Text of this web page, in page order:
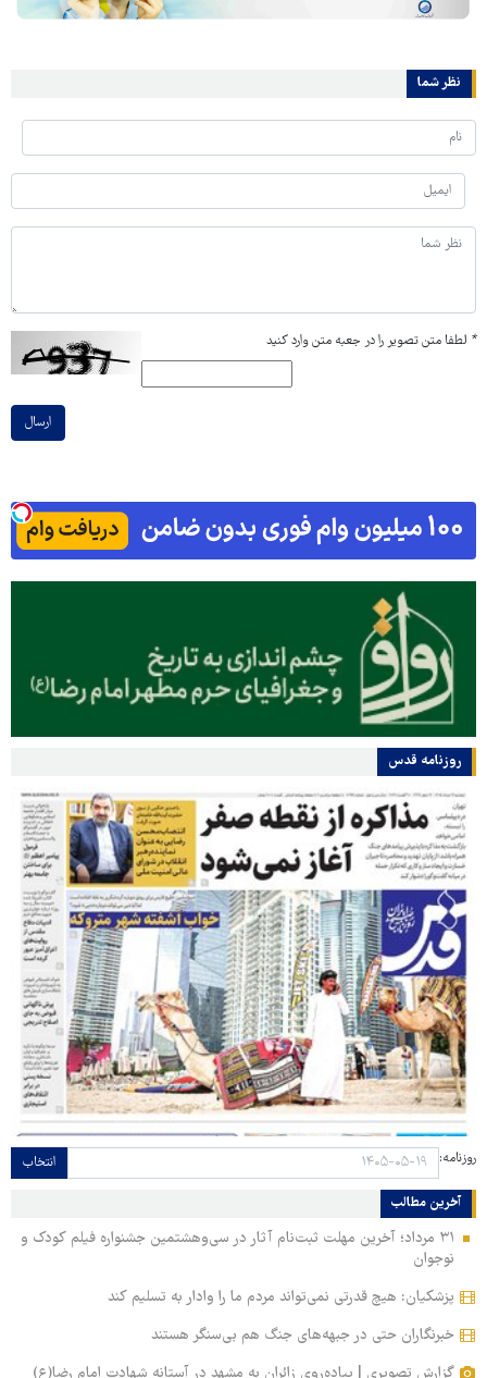
نظر شما
* لطفا متن تصویر را در جعبه متن وارد کنید
ارسال
روزنامه قدس
روزنامه: انتخاب
آخرین مطالب
۳۱ مرداد؛ آخرین مهلت ثبت‌نام آثار در سی‌وهشتمین جشنواره فیلم کودک و
نوجوان
پزشکیان: هیچ قدرتی نمی‌تواند مردم ما را وادار به تسلیم کند
خبرنگاران حتی در جبهه‌های جنگ هم بی‌سنگر هستند
گزارش تصویری | پیاده‌روی زائران به مشهد در آستانه شهادت امام رضا(ع)